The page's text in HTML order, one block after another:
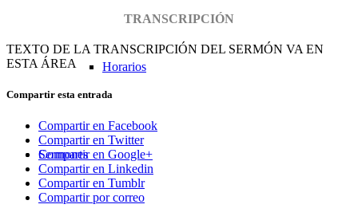
Horarios
Sermones
TRANSCRIPCIÓN
TEXTO DE LA TRANSCRIPCIÓN DEL SERMÓN VA EN
ESTA ÁREA
Compartir esta entrada
Compartir en Facebook
Compartir en Twitter
Compartir en Google+
Compartir en Linkedin
Compartir en Tumblr
Compartir por correo